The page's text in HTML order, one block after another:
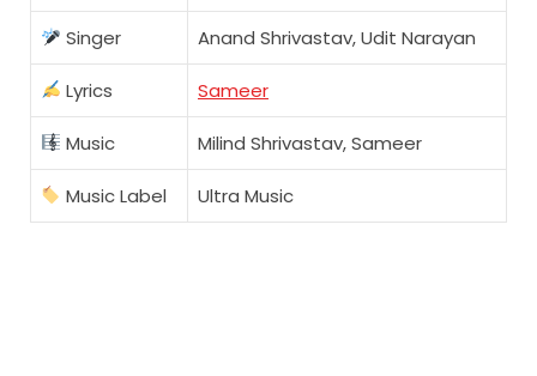
Singer Anand Shrivastav, Udit Narayan
Lyrics Sameer
Music Milind Shrivastav, Sameer
Music Label Ultra Music